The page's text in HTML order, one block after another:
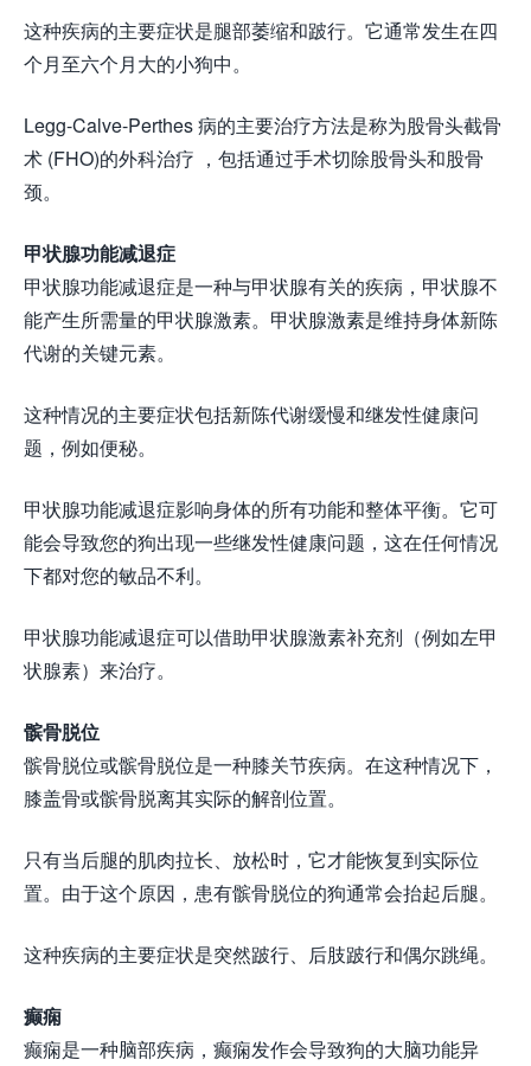
这种疾病的主要症状是腿部萎缩和跛行。它通常发生在四
个月至六个月大的小狗中。
Legg-Calve-Perthes 病的主要治疗方法是称为股骨头截骨
术 (FHO)的外科治疗 ，包括通过手术切除股骨头和股骨
颈。
甲状腺功能减退症
甲状腺功能减退症是一种与甲状腺有关的疾病，甲状腺不
能产生所需量的甲状腺激素。甲状腺激素是维持身体新陈
代谢的关键元素。
这种情况的主要症状包括新陈代谢缓慢和继发性健康问
题，例如便秘。
甲状腺功能减退症影响身体的所有功能和整体平衡。它可
能会导致您的狗出现一些继发性健康问题，这在任何情况
下都对您的敏品不利。
甲状腺功能减退症可以借助甲状腺激素补充剂（例如左甲
状腺素）来治疗。
髌骨脱位
髌骨脱位或髌骨脱位是一种膝关节疾病。在这种情况下，
膝盖骨或髌骨脱离其实际的解剖位置。
只有当后腿的肌肉拉长、放松时，它才能恢复到实际位
置。由于这个原因，患有髌骨脱位的狗通常会抬起后腿。
这种疾病的主要症状是突然跛行、后肢跛行和偶尔跳绳。
癫痫
癫痫是一种脑部疾病，癫痫发作会导致狗的大脑功能异